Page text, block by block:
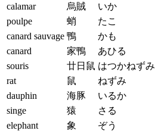
calamar
烏賊 いか
poulpe
蛸 たこ
canard sauvage 鴨 かも
canard
家鴨 あひる
souris
廿日鼠 はつかねずみ
rat
鼠 ねずみ
dauphin
海豚 いるか
singe
猿 さる
elephant
象 ぞう